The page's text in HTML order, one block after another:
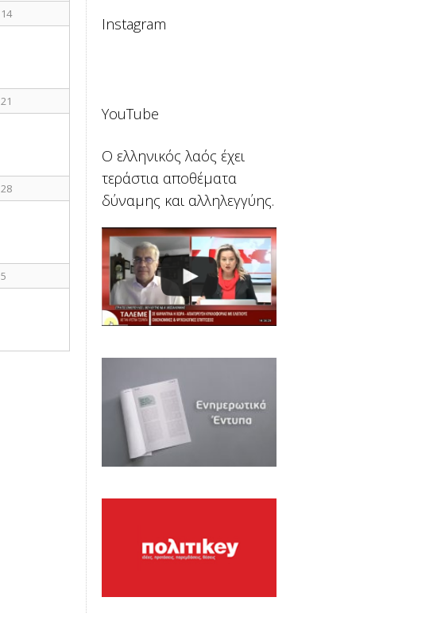
14
21
28
5
Instagram
YouTube
Ο ελληνικός λαός έχει
τεράστια αποθέματα
δύναμης και αλληλεγγύης.